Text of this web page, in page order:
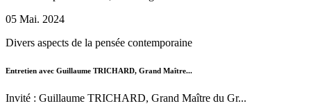
05 Mai. 2024
Divers aspects de la pensée contemporaine
Entretien avec Guillaume TRICHARD, Grand Maître...
Invité : Guillaume TRICHARD, Grand Maître du Gr...